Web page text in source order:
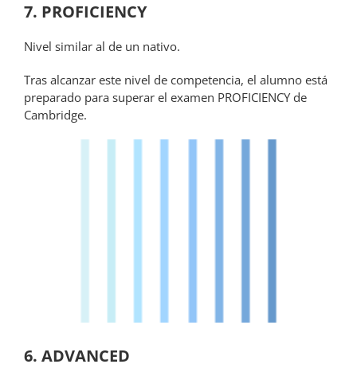
7. PROFICIENCY
Nivel similar al de un nativo.
Tras alcanzar este nivel de competencia, el alumno está
preparado para superar el examen PROFICIENCY de
Cambridge.
6. ADVANCED